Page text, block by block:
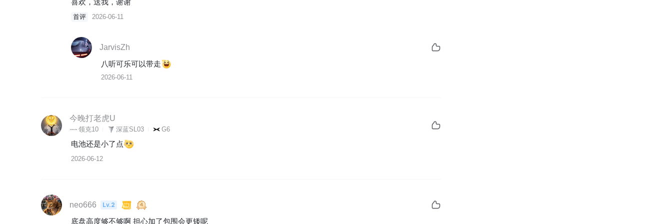
喜欢，送我，谢谢
首评 2026-06-11
JarvisZh
八听可乐可以带走
2026-06-11
今晚打老虎U
领克10 深蓝SL03 G6
电池还是小了点
2026-06-12
neo666
Lv.2
底盘高度够不够啊 担心加了包围会更矮呢